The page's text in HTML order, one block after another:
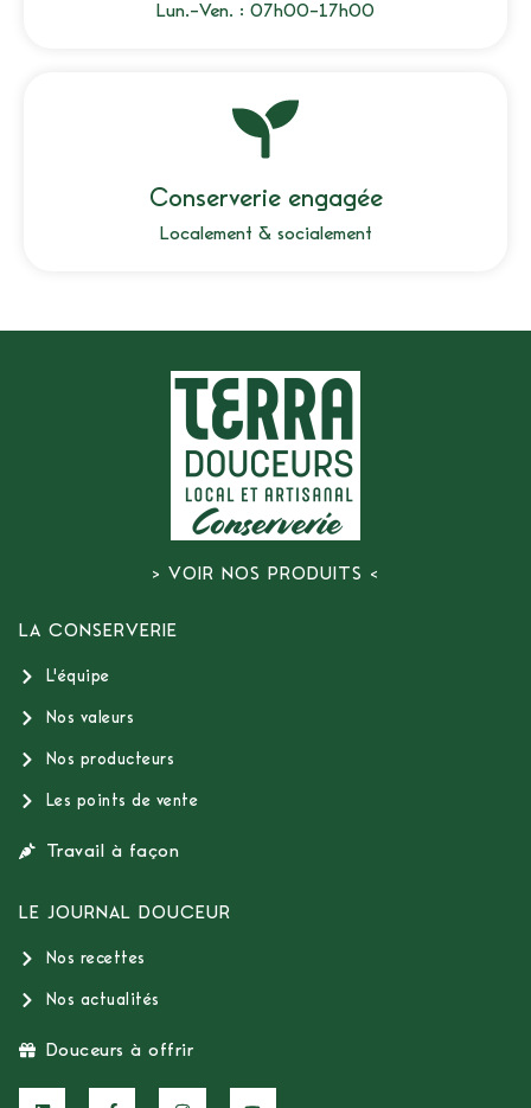
Lun.-Ven. : 07h00-17h00
Conserverie engagée
Localement & socialement
> VOIR NOS PRODUITS <
LA CONSERVERIE
L'équipe
Nos valeurs
Nos producteurs
Les points de vente
Travail à façon
LE JOURNAL DOUCEUR
Nos recettes
Nos actualités
Douceurs à offrir